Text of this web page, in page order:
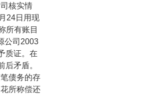
核实情
24日用现
所有账目
公司 2003
质证。在
后矛盾。
债务的存
所称偿还